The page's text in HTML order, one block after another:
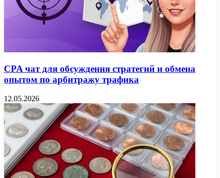
CPA чат для обсуждения стратегий и обмена
опытом по арбитражу трафика
12.05.2026